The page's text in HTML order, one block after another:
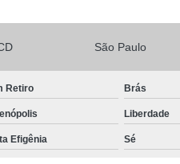
São Paulo
Retiro Brás
Liberdade
Efigênia Sé